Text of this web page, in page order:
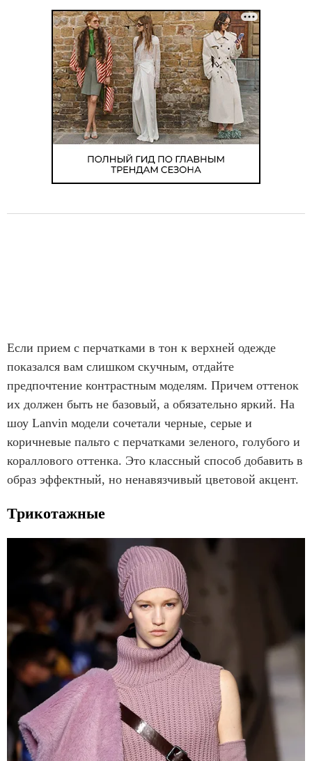
Если прием с перчатками в тон к верхней одежде
показался вам слишком скучным, отдайте
предпочтение контрастным моделям. Причем оттенок
их должен быть не базовый, а обязательно яркий. На
шоу Lanvin модели сочетали черные, серые и
коричневые пальто с перчатками зеленого, голубого и
кораллового оттенка. Это классный способ добавить в
образ эффектный, но ненавязчивый цветовой акцент.
Трикотажные